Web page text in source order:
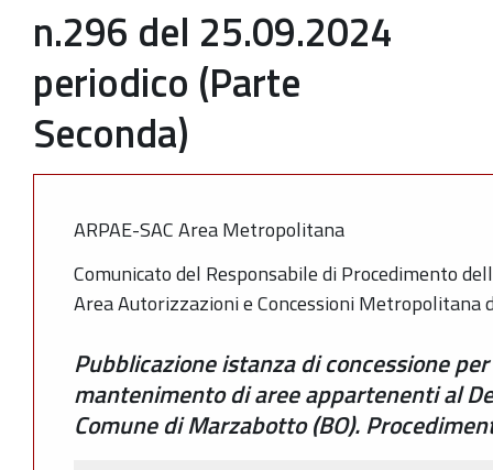
n.296 del 25.09.2024
periodico (Parte
Seconda)
ARPAE-SAC Area Metropolitana
Comunicato del Responsabile di Procedimento
Area Autorizzazioni e Concessioni Metropolitana
Pubblicazione istanza di concessione
mantenimento di aree appartenenti al
Comune di Marzabotto (BO).